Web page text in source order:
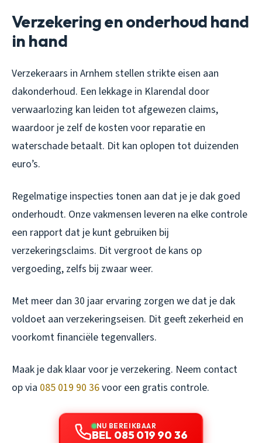
Verzekering en onderhoud hand
in hand
Verzekeraars in Arnhem stellen strikte eisen aan
dakonderhoud. Een lekkage in Klarendal door
verwaarlozing kan leiden tot afgewezen claims,
waardoor je zelf de kosten voor reparatie en
waterschade betaalt. Dit kan oplopen tot duizenden
euro’s.
Regelmatige inspecties tonen aan dat je je dak goed
onderhoudt. Onze vakmensen leveren na elke controle
een rapport dat je kunt gebruiken bij
verzekeringsclaims. Dit vergroot de kans op
vergoeding, zelfs bij zwaar weer.
Met meer dan 30 jaar ervaring zorgen we dat je dak
voldoet aan verzekeringseisen. Dit geeft zekerheid en
voorkomt financiële tegenvallers.
Maak je dak klaar voor je verzekering. Neem contact
op via 085 019 90 36voor een gratis controle.
NU BEREIKBAAR
BEL 085 019 90 36